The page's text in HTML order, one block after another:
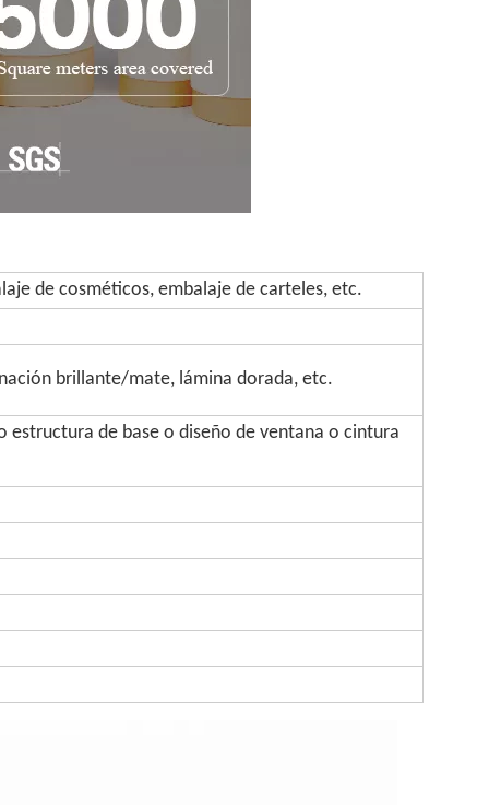
de cosméticos, embalaje de carteles, etc.
brillante/mate, lámina dorada, etc.
de base o diseño de ventana o cintura